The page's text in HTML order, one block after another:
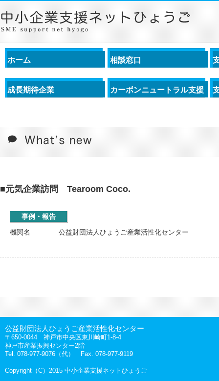
ホーム 相談窓口
成長期待企業 カーボンニュートラル支援
■元気企業訪問 Tearoom Coco.
事例・報告
機関名
公益財団法人ひょうご産業活性化センター
公益財団法人ひょうご産業活性化センター
〒650-0044 神戸市中央区東川崎町1-8-4
神戸市産業振興センター2階
Tel. 078-977-9076（代） Fax. 078-977-9119
Copyright（C）2015 中小企業支援ネットひょうご